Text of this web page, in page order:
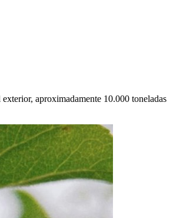
aproximadamente 10.000 toneladas